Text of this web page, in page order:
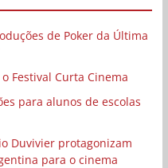
de Poker da Última
Festival Curta Cinema
para alunos de escolas
Duvivier protagonizam
para o cinema